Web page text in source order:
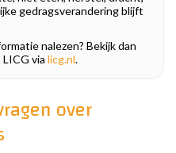
gedragsverandering blijft
nalezen? Bekijk dan
via licg.nl.
over